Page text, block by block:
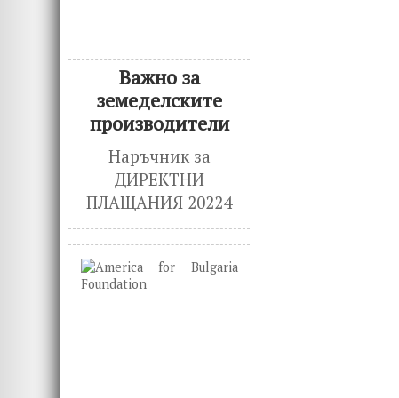
Важно за
земеделските
производители
Наръчник за
ДИРЕКТНИ
ПЛАЩАНИЯ 20224